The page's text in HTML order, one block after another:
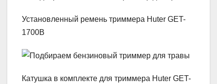
Установленный ремень триммера Huter GET-
1700B
Катушка в комплекте для триммера Huter GET-